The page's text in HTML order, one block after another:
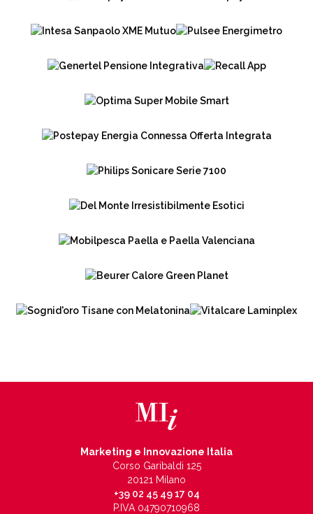
Marketing e Innovazione Italia
Corso Garibaldi 125
20121 Milano
+39 02 45 49 17 04
P.IVA 04790710968